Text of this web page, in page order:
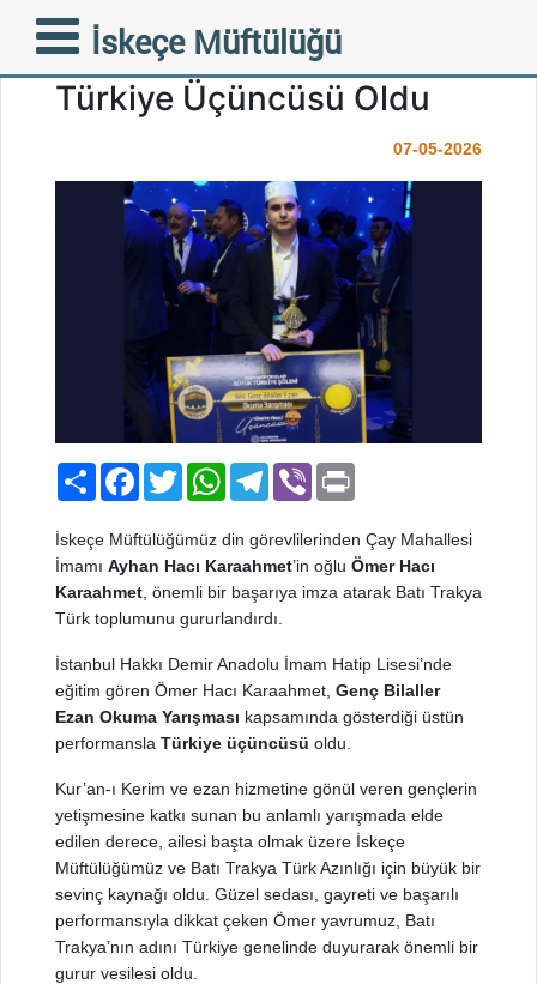
İskeçe Müftülüğü
Batı Trakya’nın Gururu
Ömer Hacı Karaahmet
Türkiye Üçüncüsü Oldu
07-05-2026
PaylaşFacebook
TwitterWhatsAppTelegram
Viber
İskeçe Müftülüğümüz din görevlilerinden Çay Mahallesi
İmamı Ayhan Hacı Karaahmet’in oğlu Ömer Hacı
Karaahmet , önemli bir başarıya imza atarak Batı Trakya
Türk toplumunu gururlandırdı.
İstanbul Hakkı Demir Anadolu İmam Hatip Lisesi’nde
eğitim gören Ömer Hacı Karaahmet, Genç Bilaller
Ezan Okuma Yarışması kapsamında gösterdiği üstün
performansla Türkiye üçüncüsü oldu.
Kur’an-ı Kerim ve ezan hizmetine gönül veren gençlerin
yetişmesine katkı sunan bu anlamlı yarışmada elde
edilen derece, ailesi başta olmak üzere İskeçe
Müftülüğümüz ve Batı Trakya Türk Azınlığı için büyük bir
sevinç kaynağı oldu. Güzel sedası, gayreti ve başarılı
performansıyla dikkat çeken Ömer yavrumuz, Batı
Trakya’nın adını Türkiye genelinde duyurarak önemli bir
gurur vesilesi oldu.